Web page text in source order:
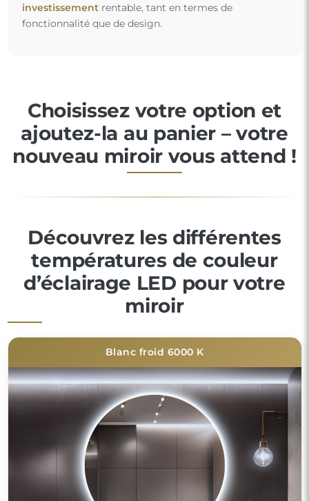
investissementrentable, tant en termes de
fonctionnalité que de design.
Choisissez votre option et
ajoutez-la au panier – votre
nouveau miroir vous attend !
Découvrez les différentes
températures de couleur
d’éclairage LED pour votre
miroir
Blanc froid 6000 K